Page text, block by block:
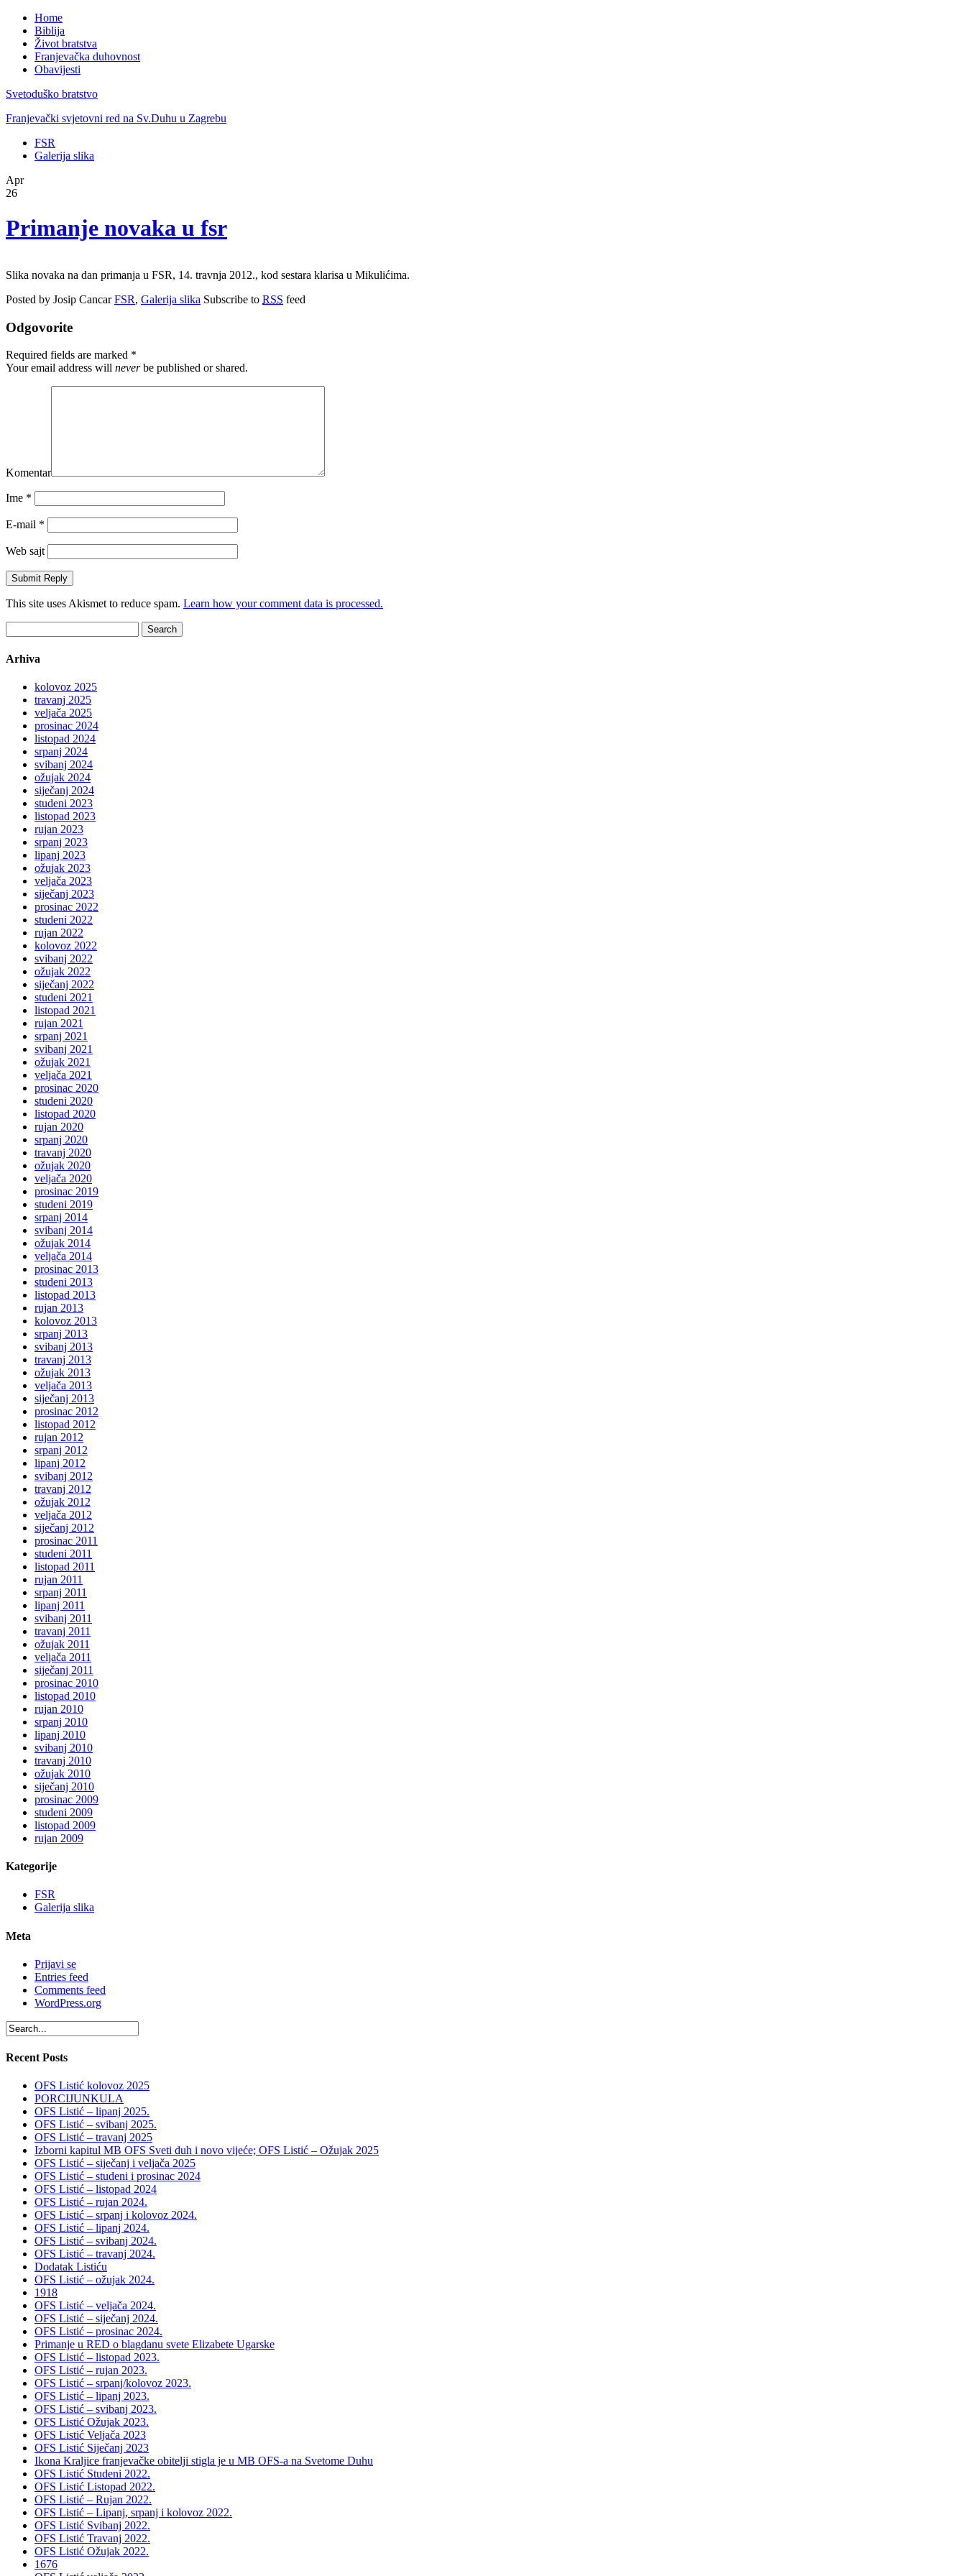
Home
Biblija
Život bratstva
Franjevačka duhovnost
Obavijesti
Svetoduško bratstvo
Franjevački svjetovni red na Sv.Duhu u Zagrebu
FSR
Galerija slika
Apr
26
Primanje novaka u fsr
Slika novaka na dan primanja u FSR, 14. travnja 2012., kod sestara klarisa u Mikulićima.
Posted by Josip Cancar FSR, Galerija slika Subscribe to RSS feed
Odgovorite
Required fields are marked *
Your email address will neverbe published or shared.
Komentar
Ime *
E-mail *
Web sajt
This site uses Akismet to reduce spam. Learn how your comment data is processed.
for:
Arhiva
kolovoz 2025
travanj 2025
veljača 2025
prosinac 2024
listopad 2024
srpanj 2024
svibanj 2024
ožujak 2024
siječanj 2024
studeni 2023
listopad 2023
rujan 2023
srpanj 2023
lipanj 2023
ožujak 2023
veljača 2023
siječanj 2023
prosinac 2022
studeni 2022
rujan 2022
kolovoz 2022
svibanj 2022
ožujak 2022
siječanj 2022
studeni 2021
listopad 2021
rujan 2021
srpanj 2021
svibanj 2021
ožujak 2021
veljača 2021
prosinac 2020
studeni 2020
listopad 2020
rujan 2020
srpanj 2020
travanj 2020
ožujak 2020
veljača 2020
prosinac 2019
studeni 2019
srpanj 2014
svibanj 2014
ožujak 2014
veljača 2014
prosinac 2013
studeni 2013
listopad 2013
rujan 2013
kolovoz 2013
srpanj 2013
svibanj 2013
travanj 2013
ožujak 2013
veljača 2013
siječanj 2013
prosinac 2012
listopad 2012
rujan 2012
srpanj 2012
lipanj 2012
svibanj 2012
travanj 2012
ožujak 2012
veljača 2012
siječanj 2012
prosinac 2011
studeni 2011
listopad 2011
rujan 2011
srpanj 2011
lipanj 2011
svibanj 2011
travanj 2011
ožujak 2011
veljača 2011
siječanj 2011
prosinac 2010
listopad 2010
rujan 2010
srpanj 2010
lipanj 2010
svibanj 2010
travanj 2010
ožujak 2010
siječanj 2010
prosinac 2009
studeni 2009
listopad 2009
rujan 2009
Kategorije
FSR
Galerija slika
Meta
Prijavi se
Entries feed
Comments feed
WordPress.org
Recent Posts
OFS Listić kolovoz 2025
PORCIJUNKULA
OFS Listić – lipanj 2025.
OFS Listić – svibanj 2025.
OFS Listić – travanj 2025
Izborni kapitul MB OFS Sveti duh i novo vijeće; OFS Listić – Ožujak 2025
OFS Listić – siječanj i veljača 2025
OFS Listić – studeni i prosinac 2024
OFS Listić – listopad 2024
OFS Listić – rujan 2024.
OFS Listić – srpanj i kolovoz 2024.
OFS Listić – lipanj 2024.
OFS Listić – svibanj 2024.
OFS Listić – travanj 2024.
Dodatak Listiću
OFS Listić – ožujak 2024.
1918
OFS Listić – veljača 2024.
OFS Listić – siječanj 2024.
OFS Listić – prosinac 2024.
Primanje u RED o blagdanu svete Elizabete Ugarske
OFS Listić – listopad 2023.
OFS Listić – rujan 2023.
OFS Listić – srpanj/kolovoz 2023.
OFS Listić – lipanj 2023.
OFS Listić – svibanj 2023.
OFS Listić Ožujak 2023.
OFS Listić Veljača 2023
OFS Listić Siječanj 2023
Ikona Kraljice franjevačke obitelji stigla je u MB OFS-a na Svetome Duhu
OFS Listić Studeni 2022.
OFS Listić Listopad 2022.
OFS Listić – Rujan 2022.
OFS Listić – Lipanj, srpanj i kolovoz 2022.
OFS Listić Svibanj 2022.
OFS Listić Travanj 2022.
OFS Listić Ožujak 2022.
1676